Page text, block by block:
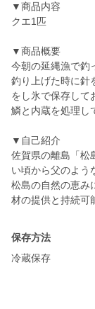
▼商品内容
クエ1匹
▼商品概要
今朝の延縄漁で釣
釣り上げた時に針
をし氷で保存して
鱗と内蔵を処理し
▼自己紹介
佐賀県の離島「松
い頃から父のよう
松島の自然の恵み
材の提供と持続
保存方法
冷蔵保存